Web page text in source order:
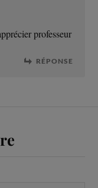
professeur
RÉPONSE